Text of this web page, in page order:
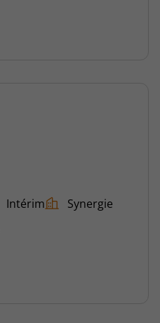
Intérim
Synergie